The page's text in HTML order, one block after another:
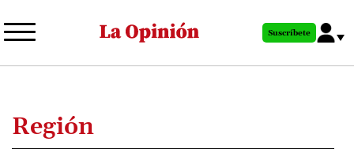
al
principal
Suscríbete
Región